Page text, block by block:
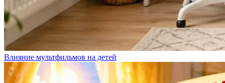
Влияние мультфильмов на детей